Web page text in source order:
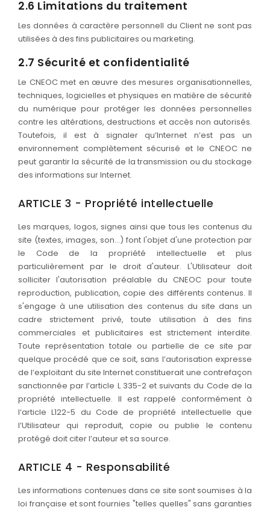
2.6 Limitations du traitement
Les données à caractère personnell du Client ne sont pas
utilisées à des fins publicitaires ou marketing.
2.7 Sécurité et confidentialité
Le CNEOC met en œuvre des mesures organisationnelles,
techniques, logicielles et physiques en matière de sécurité
du numérique pour protéger les données personnelles
contre les altérations, destructions et accès non autorisés.
Toutefois, il est à signaler qu’Internet n’est pas un
environnement complètement sécurisé et le CNEOC ne
peut garantir la sécurité de la transmission ou du stockage
des informations sur Internet.
ARTICLE 3 - Propriété intellectuelle
Les marques, logos, signes ainsi que tous les contenus du
site (textes, images, son…) font l'objet d'une protection par
le Code de la propriété intellectuelle et plus
particulièrement par le droit d'auteur. L'Utilisateur doit
solliciter l'autorisation préalable du CNEOC pour toute
reproduction, publication, copie des différents contenus. Il
s'engage à une utilisation des contenus du site dans un
cadre strictement privé, toute utilisation à des fins
commerciales et publicitaires est strictement interdite.
Toute représentation totale ou partielle de ce site par
quelque procédé que ce soit, sans l’autorisation expresse
de l’exploitant du site Internet constituerait une contrefaçon
sanctionnée par l’article L 335-2 et suivants du Code de la
propriété intellectuelle. Il est rappelé conformément à
l’article L122-5 du Code de propriété intellectuelle que
l’Utilisateur qui reproduit, copie ou publie le contenu
protégé doit citer l’auteur et sa source.
ARTICLE 4 - Responsabilité
Les informations contenues dans ce site sont soumises à la
loi française et sont fournies "telles quelles" sans garanties